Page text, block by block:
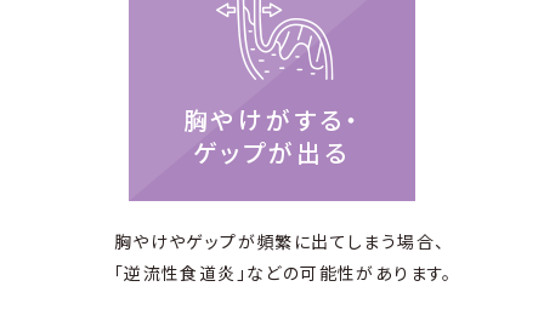
胸やけがする・
ゲップが出る
胸やけやゲップが頻繁に出てしまう場合、
「逆流性食道炎」などの可能性があります。